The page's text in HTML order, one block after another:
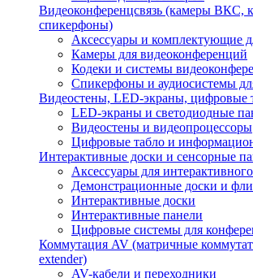
Видеоконференцсвязь (камеры ВКС,
спикерфоны)
Аксессуары и комплектующие
Камеры для видеоконференций
Кодеки и системы
Спикерфоны и аудиосистемы
Видеостены, LED-экраны, цифровые
LED-экраны и светодиодные
Видеостены и видеопроцессоры
Цифровые табло и
Интерактивные доски и сенсорные
Аксессуары для
Демонстрационные доски и
Интерактивные доски
Интерактивные панели
Цифровые системы для
Коммутация AV (матричные
extender)
AV-кабели и переходники